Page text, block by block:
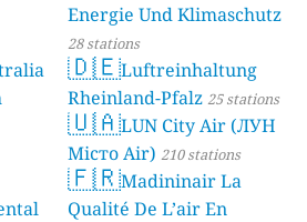
Energie Und Klimaschutz
28 stations
🇩🇪Luftreinhaltung
Rheinland-Pfalz 25 stations
🇺🇦LUN City Air (ЛУН
Місто Air) 210 stations
🇫🇷Madininair La
Qualité De L’air En